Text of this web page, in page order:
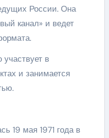
России. Она
канал» и ведет
участвует в
и занимается
19 мая 1971 года в